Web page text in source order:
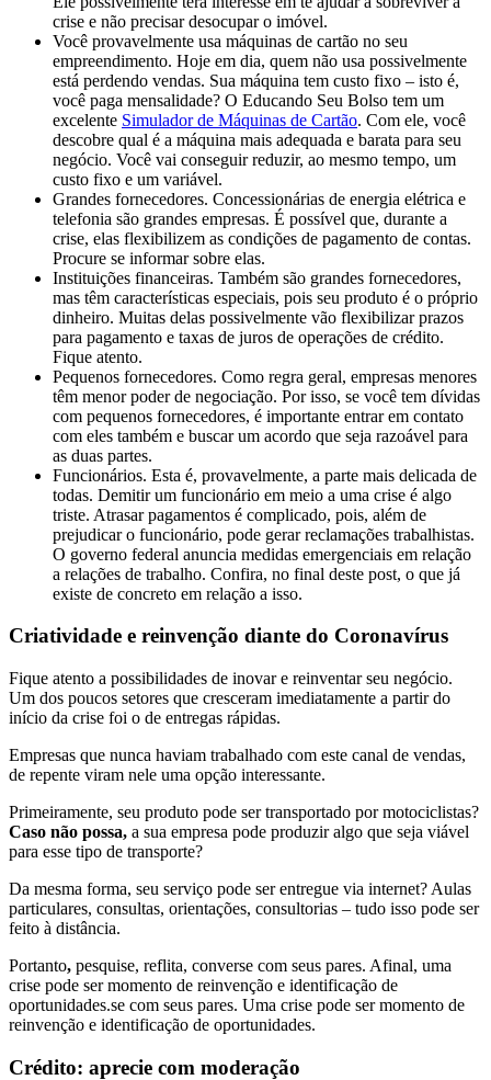
crise e não precisar desocupar o imóvel.
Você provavelmente usa máquinas de cartão no seu
empreendimento. Hoje em dia, quem não usa possivelmente
está perdendo vendas. Sua máquina tem custo fixo – isto é,
você paga mensalidade? O Educando Seu Bolso tem um
excelente Simulador de Máquinas de Cartão. Com ele, você
descobre qual é a máquina mais adequada e barata para seu
negócio. Você vai conseguir reduzir, ao mesmo tempo, um
custo fixo e um variável.
Grandes fornecedores. Concessionárias de energia elétrica e
telefonia são grandes empresas. É possível que, durante a
crise, elas flexibilizem as condições de pagamento de contas.
Procure se informar sobre elas.
Instituições financeiras. Também são grandes fornecedores,
mas têm características especiais, pois seu produto é o próprio
dinheiro. Muitas delas possivelmente vão flexibilizar prazos
para pagamento e taxas de juros de operações de crédito.
Fique atento.
Pequenos fornecedores. Como regra geral, empresas menores
têm menor poder de negociação. Por isso, se você tem dívidas
com pequenos fornecedores, é importante entrar em contato
com eles também e buscar um acordo que seja razoável para
as duas partes.
Funcionários. Esta é, provavelmente, a parte mais delicada de
todas. Demitir um funcionário em meio a uma crise é algo
triste. Atrasar pagamentos é complicado, pois, além de
prejudicar o funcionário, pode gerar reclamações trabalhistas.
O governo federal anuncia medidas emergenciais em relação
a relações de trabalho. Confira, no final deste post, o que já
existe de concreto em relação a isso.
Criatividade e reinvenção diante do Coronavírus
Fique atento a possibilidades de inovar e reinventar seu negócio.
Um dos poucos setores que cresceram imediatamente a partir do
início da crise foi o de entregas rápidas.
Empresas que nunca haviam trabalhado com este canal de vendas,
de repente viram nele uma opção interessante.
Primeiramente, seu produto pode ser transportado por motociclistas?
Caso não possa, a sua empresa pode produzir algo que seja viável
para esse tipo de transporte?
Da mesma forma, seu serviço pode ser entregue via internet? Aulas
particulares, consultas, orientações, consultorias – tudo isso pode ser
feito à distância.
Portanto, pesquise, reflita, converse com seus pares. Afinal, uma
crise pode ser momento de reinvenção e identificação de
oportunidades.se com seus pares. Uma crise pode ser momento de
reinvenção e identificação de oportunidades.
Crédito: aprecie com moderação